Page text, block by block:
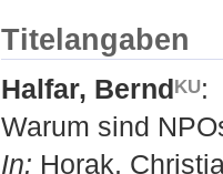
Titelangaben
Halfar, Bernd
:
Warum sind
In: Horak,